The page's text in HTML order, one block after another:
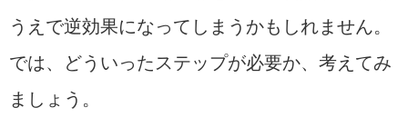
うえで逆効果になってしまうかもしれません。
では、どういったステップが必要か、考えてみ
ましょう。